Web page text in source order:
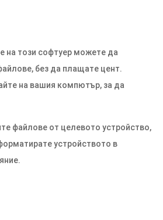
на този софтуер можете да
без да плащате цент.
на вашия компютър, за да
файлове от целевото устройство,
устройството в